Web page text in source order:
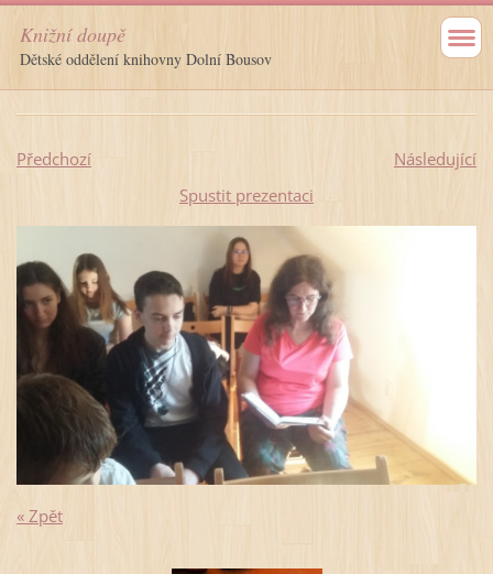
Knižní doupě
Dětské oddělení knihovny Dolní Bousov
Předchozí
Následující
Spustit prezentaci
« Zpět